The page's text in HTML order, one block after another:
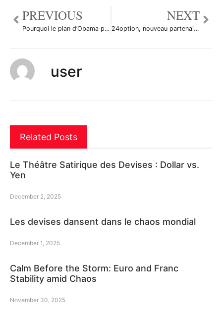
PREVIOUS
Pourquoi le plan d’Obama pour lutter contre le chômage sera un échec
NEXT
24option, nouveau partenaire de forex.fr
user
Related Posts
Le Théâtre Satirique des Devises : Dollar vs.
Yen
December 2, 2025
Les devises dansent dans le chaos mondial
December 1, 2025
Calm Before the Storm: Euro and Franc
Stability amid Chaos
November 30, 2025